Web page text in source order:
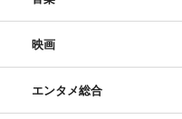
映画
エンタメ総合